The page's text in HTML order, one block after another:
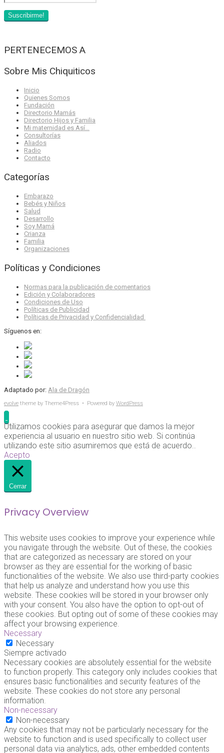
PERTENECEMOS A
Sobre Mis Chiquiticos
Inicio
Quienes Somos
Fundación
Directorio Mamás
Directorio Hijos y Familia
Mi maternidad es Así…
Consultorías
Aliados
Radio
Contacto
Categorías
Embarazo
Bebés y Niños
Salud
Desarrollo
Soy Mamá
Crianza
Familia
Organizaciones
Políticas y Condiciones
Normas para la publicación de comentarios
Edición y Colaboradores
Condiciones de Uso
Políticas de Publicidad
Políticas de Privacidad y Confidencialidad
Síguenos en:
Adaptado por: Ala de Dragón
evolve theme by Theme4Press • Powered by WordPress
Utilizamos cookies para asegurar que damos la mejor
experiencia al usuario en nuestro sitio web. Si continúa
utilizando este sitio asumiremos que está de acuerdo..
Acepto
Cerrar
Privacy Overview
This website uses cookies to improve your experience while
you navigate through the website. Out of these, the cookies
that are categorized as necessary are stored on your
browser as they are essential for the working of basic
functionalities of the website. We also use third-party cookies
that help us analyze and understand how you use this
website. These cookies will be stored in your browser only
with your consent. You also have the option to opt-out of
these cookies. But opting out of some of these cookies may
affect your browsing experience.
Necessary
Necessary
Siempre activado
Necessary cookies are absolutely essential for the website
to function properly. This category only includes cookies that
ensures basic functionalities and security features of the
website. These cookies do not store any personal
information.
Non-necessary
Non-necessary
Any cookies that may not be particularly necessary for the
website to function and is used specifically to collect user
personal data via analytics, ads, other embedded contents